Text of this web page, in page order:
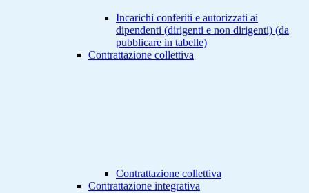
Incarichi conferiti e autorizzati ai
dipendenti (dirigenti e non dirigenti) (da
pubblicare in tabelle)
Contrattazione collettiva
Contrattazione collettiva
Contrattazione integrativa